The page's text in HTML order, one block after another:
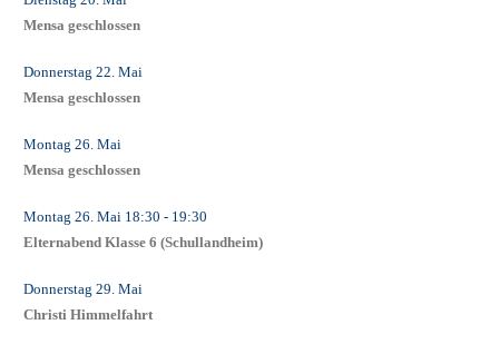
Mensa geschlossen
Donnerstag 22. Mai
Mensa geschlossen
Montag 26. Mai
Mensa geschlossen
Montag 26. Mai 18:30 - 19:30
Elternabend Klasse 6 (Schullandheim)
Donnerstag 29. Mai
Christi Himmelfahrt